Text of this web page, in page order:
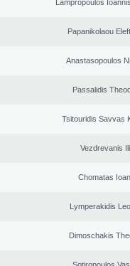
Lampropoulos
Papanikolaou
Anastasopoulos
Passalidis
Tsitouridis Savvas
Vezdrevanis
Chomatas
Lymperakidis
Dimoschakis